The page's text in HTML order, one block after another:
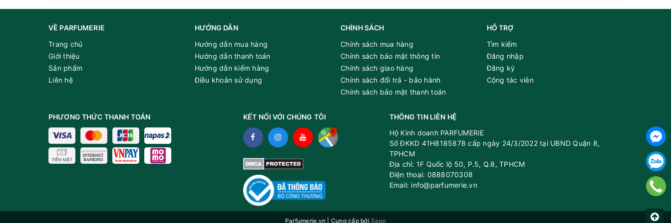
trọng, nhưng vẫn gần gũi và dễ dàng đồng hành trong đời sống hàng ngày.
Thương hiệu: Maison Alhambra
Năm ra mắt: 2024
Giới tính: Nữ
Nồng độ: EDP
Phong cách: Cuốn hút, Dễ chịu, Hấp dẫn
Hương thơm thuần khiết, trong trẻo, sang trọng của Maison Alhambra Delilah Blanc EDP
VỀ PARFUMERIE
Trang chủ
Giới thiệu
Sản phẩm
Liên hệ
HƯỚNG DẪN
Hướng dẫn mua hàng
Hướng dẫn thanh toán
Hướng dẫn kiểm hàng
Điều khoản sử dụng
CHÍNH SÁCH
Chính sách mua hàng
Chính sách bảo mật thông tin
Chính sách giao hàng
Chính sách đổi trả - bảo hành
Chính sách bảo mật thanh toán
HỖ TRỢ
Tìm kiếm
Đăng nhập
Đăng ký
Cộng tác viên
PHƯƠNG THỨC THANH TOÁN KẾT NỐI VỚI CHÚNG TÔI
THÔNG TIN LIÊN HỆ
Hộ Kinh doanh PARFUMERIE
Số ĐKKD 41H8185878 cấp ngày 24/3/2022 tại UBND Quận 8,
TPHCM
Địa chỉ: 1F Quốc lộ 50, P.5, Q.8, TPHCM
Điện thoại: 0888070308
Email: info@parfumerie.vn
Parfumerie.vn Cung cấp bởi Sapo